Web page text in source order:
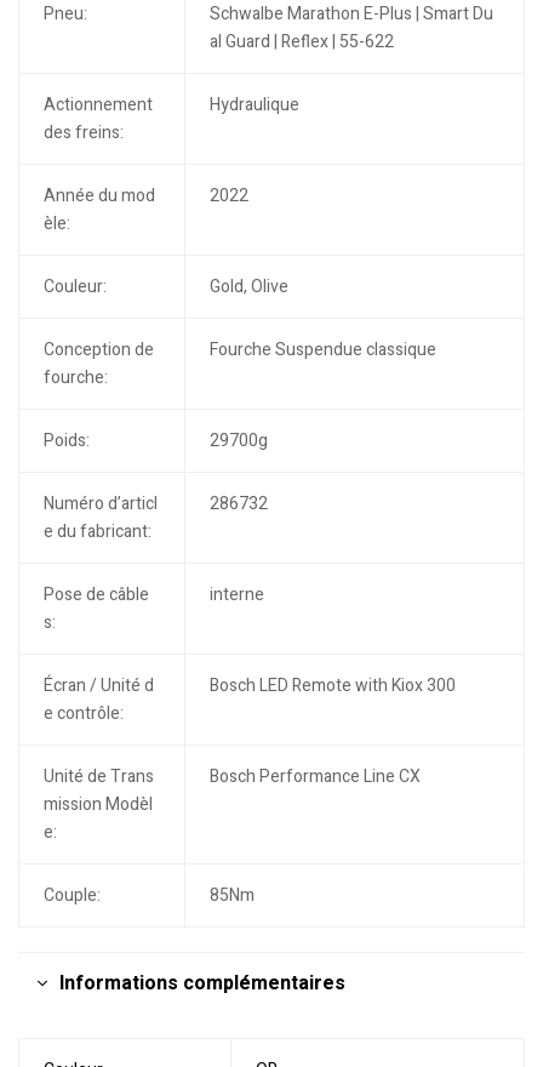
Pneu:
Schwalbe Marathon E-Plus | Smart Du
al Guard | Reflex | 55-622
Actionnement
des freins:
Hydraulique
Année du mod
èle:
2022
Couleur: Gold, Olive
Conception de
fourche:
Fourche Suspendue classique
Poids: 29700g
Numéro d’articl
e du fabricant:
286732
Pose de câble
s:
interne
Écran / Unité d
e contrôle:
Bosch LED Remote with Kiox 300
Unité de Trans
mission Modèl
e:
Bosch Performance Line CX
Couple: 85Nm
Informations complémentaires